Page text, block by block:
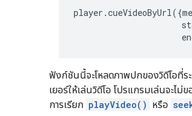
ฟังก์ชันนี้จะโหลดภาพปกของวิดีโอที่ร
เยอร์ให้เล่นวิดีโอ โปรแกรมเล่นจะไม่
การเรียก playVideo() หรือ